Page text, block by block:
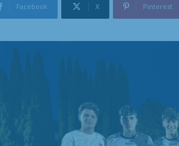
Facebook X Pinterest